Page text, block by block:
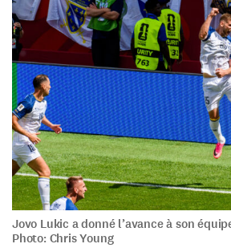
Jovo Lukic a donné l’avance à son
Photo: Chris Young